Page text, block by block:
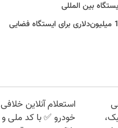
بین المللی
استعلام آنلاین خلافی
خودرو ✅ با کد ملی و